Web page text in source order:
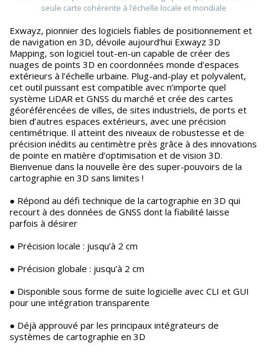
seule carte cohérente à l’échelle locale et mondiale
Exwayz, pionnier des logiciels fiables de positionnement et
de navigation en 3D, dévoile aujourd’hui Exwayz 3D
Mapping, son logiciel tout-en-un capable de créer des
nuages de points 3D en coordonnées monde d’espaces
extérieurs à l’échelle urbaine. Plug-and-play et polyvalent,
cet outil puissant est compatible avec n’importe quel
système LiDAR et GNSS du marché et crée des cartes
géoréférencées de villes, de sites industriels, de ports et
bien d’autres espaces extérieurs, avec une précision
centimétrique. Il atteint des niveaux de robustesse et de
précision inédits au centimètre près grâce à des innovations
de pointe en matière d’optimisation et de vision 3D.
Bienvenue dans la nouvelle ère des super-pouvoirs de la
cartographie en 3D sans limites !
● Répond au défi technique de la cartographie en 3D qui
recourt à des données de GNSS dont la fiabilité laisse
parfois à désirer
● Précision locale : jusqu’à 2 cm
● Précision globale : jusqu’à 2 cm
● Disponible sous forme de suite logicielle avec CLI et GUI
pour une intégration transparente
● Déjà approuvé par les principaux intégrateurs de
systèmes de cartographie en 3D